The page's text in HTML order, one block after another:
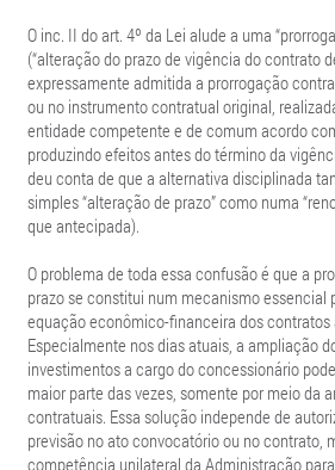
O inc. II do art. 4º da Lei alude a uma
(“alteração do prazo de vigência do contrato
expressamente admitida a prorrogação
ou no instrumento contratual original,
entidade competente e de comum acordo
produzindo efeitos antes do término da
deu conta de que a alternativa disciplinada
simples “alteração de prazo” como numa
que antecipada).
O problema de toda essa confusão é que a
prazo se constitui num mecanismo essencial
equação econômico-financeira dos contratos
Especialmente nos dias atuais, a ampliação
investimentos a cargo do concessionário
maior parte das vezes, somente por meio da
contratuais. Essa solução independe de
previsão no ato convocatório ou no contrato,
competência unilateral da Administração